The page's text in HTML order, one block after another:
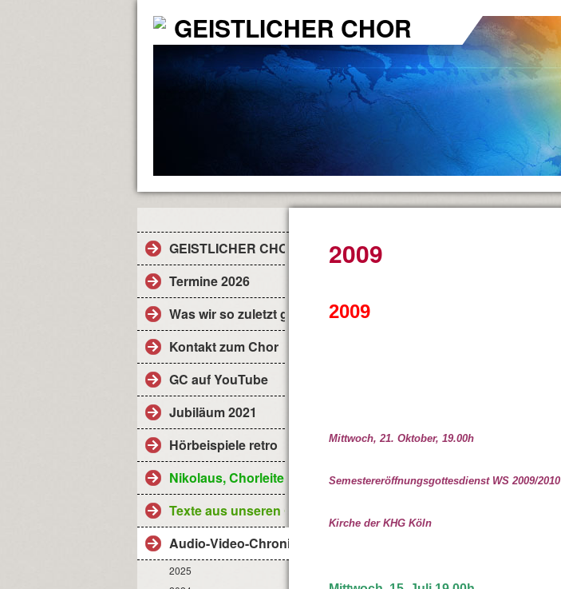
GEISTLICHER CHOR
GEISTLICHER CHOR
Termine 2026
Was wir so zuletzt gemacht haben ...
Kontakt zum Chor
GC auf YouTube
Jubiläum 2021
Hörbeispiele retro
Nikolaus, Chorleiter
Texte aus unseren Gottesdiensten
Audio-Video-Chronik
2025
2009
2009
Mittwoch, 21. Oktober, 19.00h
Semestereröffnungsgottesdienst WS 2009/2010
Kirche der KHG Köln